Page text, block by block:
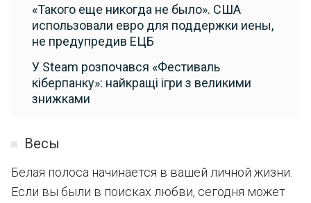
«Такого еще никогда не было». США
использовали евро для поддержки иены,
не предупредив ЕЦБ
У Steam розпочався «Фестиваль
кіберпанку»: найкращі ігри з великими
знижками
Весы
Белая полоса начинается в вашей личной жизни.
Если вы были в поисках любви, сегодня может